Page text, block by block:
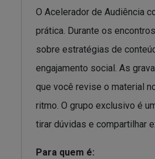
O Acelerador de Audiência
prática. Durante os
sobre estratégias de
engajamento social. As
que você revise o material
ritmo. O grupo exclusivo é
tirar dúvidas e compartilhar
Para quem é: